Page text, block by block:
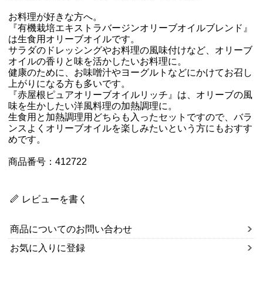
お料理が好きな方へ。
『有機栽培エキストラバージンオリーブオイルブレンド』
は生食用オリーブオイルです。
サラダのドレッシングやお料理の風味付けなど、オリーブ
オイルの香りと味を活かしたいお料理に。
健康のために、お味噌汁やヨーグルトなどにかけてお召し
上がりになる方も多いです。
『赤屋根ピュアオリーブオイルリッチ』は、オリーブの風
味を生かしたい洋風料理の加熱調理に。
生食用と加熱調理用どちらも入ったセットですので、バラ
ンスよくオリーブオイルを楽しみたいという方にもおすす
めです。
商品番号：412722
レビューを書く
商品についてのお問い合わせ
お気に入りに登録